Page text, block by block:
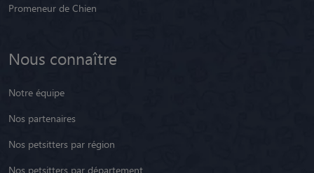
Promeneur de Chien
Nous connaître
Notre équipe
Nos partenaires
Nos petsitters par région
Nos petsitters par département